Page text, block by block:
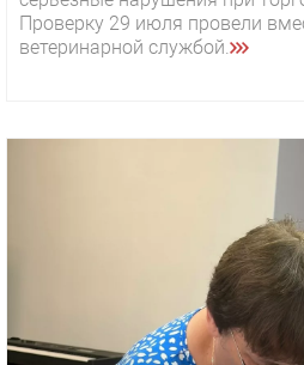
Проверку 29 июля провели
ветеринарной службой.